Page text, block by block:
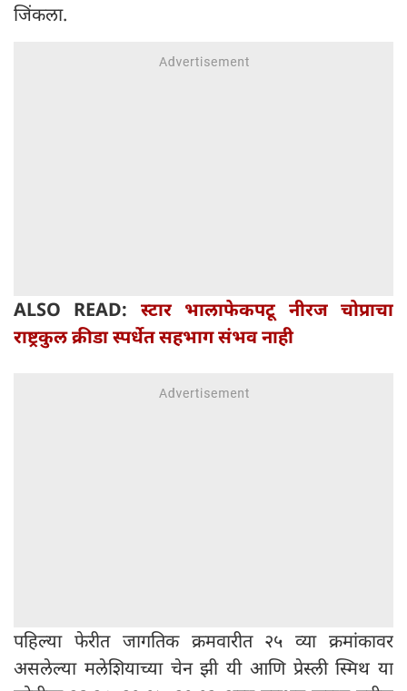
जिंकला.
ALSO READ: स्टार भालाफेकपटू नीरज चोप्राचा
राष्ट्रकुल क्रीडा स्पर्धेत सहभाग संभव नाही
पहिल्या फेरीत जागतिक क्रमवारीत २५ व्या क्रमांकावर
असलेल्या मलेशियाच्या चेन झी यी आणि प्रेस्ली स्मिथ या